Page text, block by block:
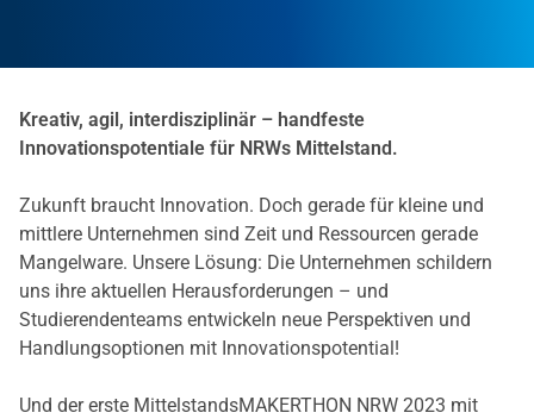
Kreativ, agil, interdisziplinär – handfeste
Innovationspotentiale für NRWs Mittelstand.
Zukunft braucht Innovation. Doch gerade für kleine und
mittlere Unternehmen sind Zeit und Ressourcen gerade
Mangelware. Unsere Lösung: Die Unternehmen schildern
uns ihre aktuellen Herausforderungen – und
Studierendenteams entwickeln neue Perspektiven und
Handlungsoptionen mit Innovationspotential!
Und der erste MittelstandsMAKERTHON NRW 2023 mit